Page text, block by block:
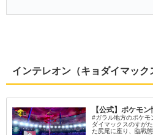
インテレオン（キョダイマック
【公式】ポケモ
#ガラル地方のポケ
ダイマックスのす
た尻尾に座り、臨戦